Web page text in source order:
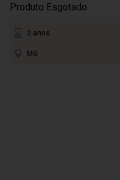
Produto Esgotado
2 anos
MG